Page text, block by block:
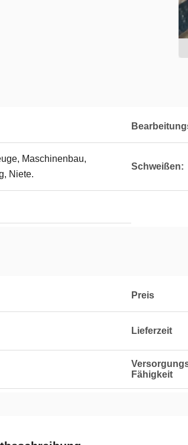
Maschinenbau,
Niete.
Schweißen:
Preis
Lieferzeit
Fähigkeit